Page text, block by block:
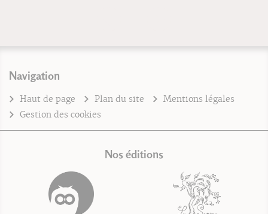
Navigation
Haut de page Plan du site
Mentions légales
Gestion des cookies
Nos éditions